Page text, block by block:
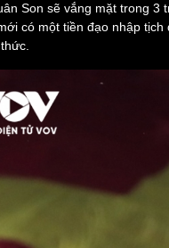
Son sẽ vắng mặt trong 3
có một tiền đạo nhập